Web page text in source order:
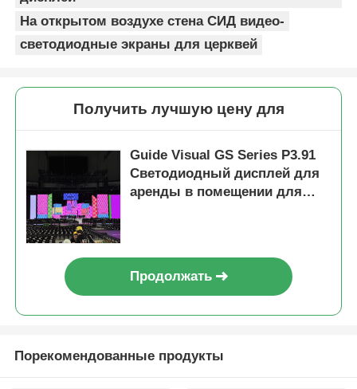
На открытом воздухе стена СИД видео-
светодиодные экраны для церквей
Получить лучшую цену для
Guide Visual GS Series P3.91
Светодиодный дисплей для
аренды в помещении для
Продолжать
Порекомендованные продукты